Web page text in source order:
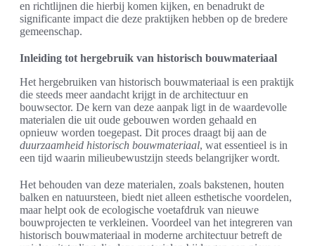
en richtlijnen die hierbij komen kijken, en benadrukt de
significante impact die deze praktijken hebben op de bredere
gemeenschap.
Inleiding tot hergebruik van historisch bouwmateriaal
Het hergebruiken van historisch bouwmateriaal is een praktijk
die steeds meer aandacht krijgt in de architectuur en
bouwsector. De kern van deze aanpak ligt in de waardevolle
materialen die uit oude gebouwen worden gehaald en
opnieuw worden toegepast. Dit proces draagt bij aan de
duurzaamheid historisch bouwmateriaal, wat essentieel is in
een tijd waarin milieubewustzijn steeds belangrijker wordt.
Het behouden van deze materialen, zoals bakstenen, houten
balken en natuursteen, biedt niet alleen esthetische voordelen,
maar helpt ook de ecologische voetafdruk van nieuwe
bouwprojecten te verkleinen. Voordeel van het integreren van
historisch bouwmateriaal in moderne architectuur betreft de